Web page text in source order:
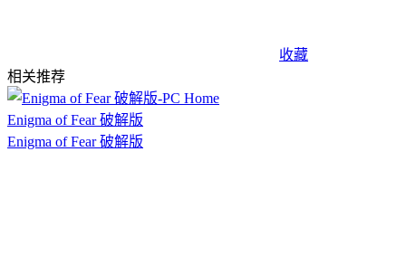
收藏
相关推荐
Enigma of Fear 破解版
Enigma of Fear 破解版